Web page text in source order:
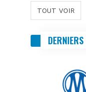
TOUT VOIR